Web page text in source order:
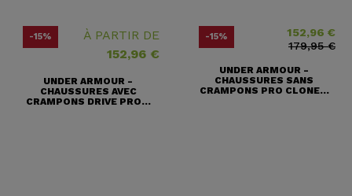
-15%
À PARTIR DE
152,96 €
UNDER ARMOUR -
CHAUSSURES AVEC
CRAMPONS DRIVE PRO...
-15% 152,96 €
Prix ​​habituel
179,95 €
UNDER ARMOUR -
CHAUSSURES SANS
CRAMPONS PRO CLONE...